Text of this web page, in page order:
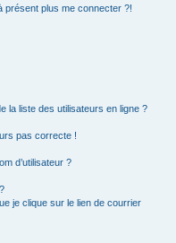
présent plus me connecter ?!
la liste des utilisateurs en ligne ?
pas correcte !
d’utilisateur ?
je clique sur le lien de courrier